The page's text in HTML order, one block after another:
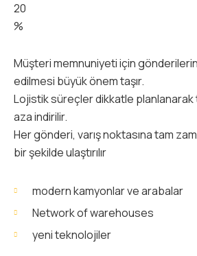
20
%
Müşteri memnuniyeti için
edilmesi büyük önem taşır.
Lojistik süreçler dikkatle
aza indirilir.
Her gönderi, varış noktasına tam
bir şekilde ulaştırılır
modern kamyonlar ve arabalar
Network of warehouses
yeni teknolojiler